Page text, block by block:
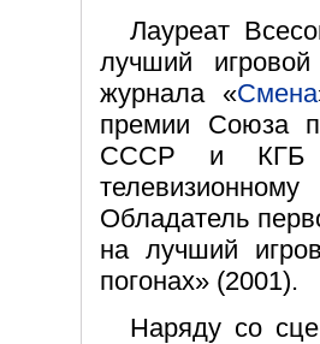
Лауреат
лучший
журнала «Смена
премии Союза
СССР и КГБ
Обладатель
на лучший
погонах» (2001).
Наряду со